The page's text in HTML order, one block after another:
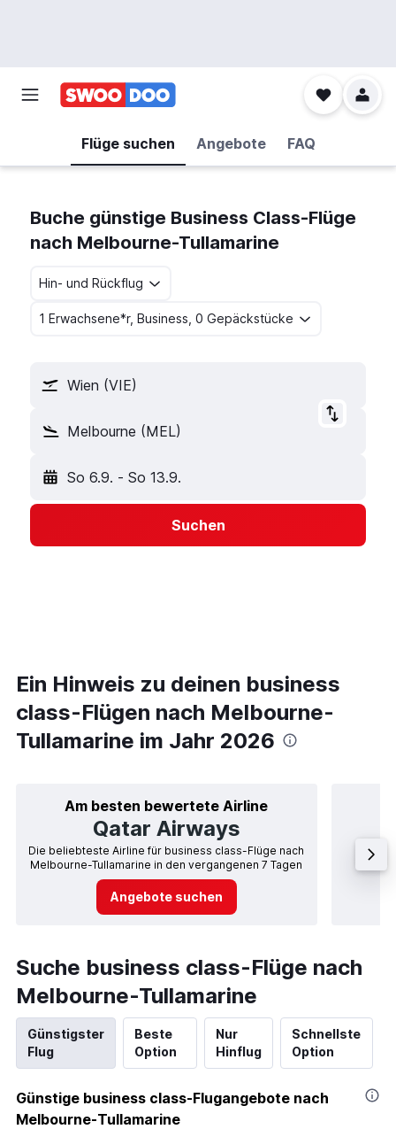
Flüge suchen Angebote FAQ
Buche günstige Business Class-Flüge
nach Melbourne-Tullamarine
Hin- und Rückflug
1 Erwachsene*r, Business, 0 Gepäckstücke
Wien (VIE)
Melbourne (MEL)
So 6.9. - So 13.9.
Suchen
Ein Hinweis zu deinen business
class-Flügen nach Melbourne-
Tullamarine im Jahr 2026
Am besten bewertete Airline
Qatar Airways
Die beliebteste Airline für business class-Flüge nach
Melbourne-Tullamarine in den vergangenen 7 Tagen
Angebote suchen
Suche business class-Flüge nach
Melbourne-Tullamarine
Günstigster
Flug
Beste
Option
Nur
Hinflug
Schnellste
Option
Günstige business class-Flugangebote nach
Melbourne-Tullamarine